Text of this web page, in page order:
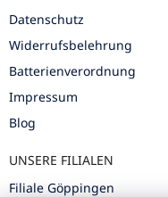
Datenschutz
Widerrufsbelehrung
Batterienverordnung
Impressum
Blog
UNSERE FILIALEN
Filiale Göppingen